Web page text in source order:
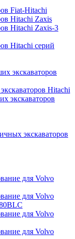
Fiat-Hitachi
Hitachi Zaxis
Hitachi Zaxis-3
Hitachi серий
экскаваторов
Hitachi
экскаваторов
экскаваторов
для Volvo
для Volvo
для Volvo
для Volvo